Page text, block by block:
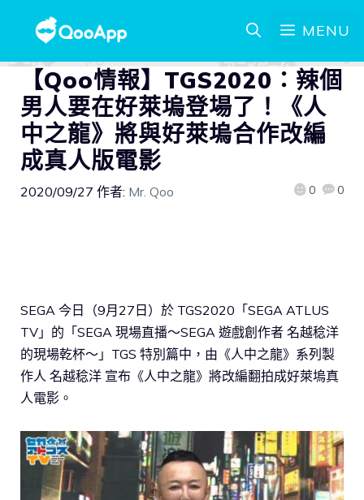
MENU
【Qoo情報】TGS2020：辣個
男人要在好萊塢登場了！《人
中之龍》將與好萊塢合作改編
成真人版電影
2020/09/27 作者: Mr. Qoo 0 0
SEGA 今日（9月27日）於 TGS2020「SEGA ATLUS
TV」的「SEGA 現場直播～SEGA 遊戲創作者 名越稔洋
的現場乾杯～」TGS 特別篇中，由《人中之龍》系列製
作人 名越稔洋 宣布《人中之龍》將改編翻拍成好萊塢真
人電影。